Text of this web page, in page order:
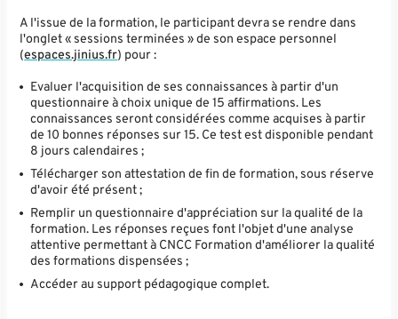
A l'issue de la formation, le participant devra se rendre dans
l'onglet « sessions terminées » de son espace personnel
(espaces.jinius.fr) pour :
Evaluer l'acquisition de ses connaissances à partir d'un
questionnaire à choix unique de 15 affirmations. Les
connaissances seront considérées comme acquises à partir
de 10 bonnes réponses sur 15. Ce test est disponible pendant
8 jours calendaires ;
Télécharger son attestation de fin de formation, sous réserve
d'avoir été présent ;
Remplir un questionnaire d'appréciation sur la qualité de la
formation. Les réponses reçues font l'objet d'une analyse
attentive permettant à CNCC Formation d'améliorer la qualité
des formations dispensées ;
Accéder au support pédagogique complet.